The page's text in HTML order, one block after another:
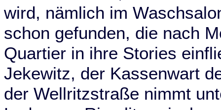
wird, nämlich im
schon gefunden, die nach
Quartier in ihre Stories
Jekewitz, der Kassenwart
der Wellritzstraße nimmt